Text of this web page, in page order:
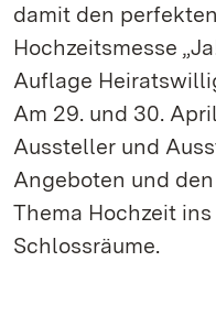
damit den
Hochzeitsmesse
Auflage
Am 29. und 30.
Aussteller und
Angeboten und
Thema Hochzeit
Schlossräume.